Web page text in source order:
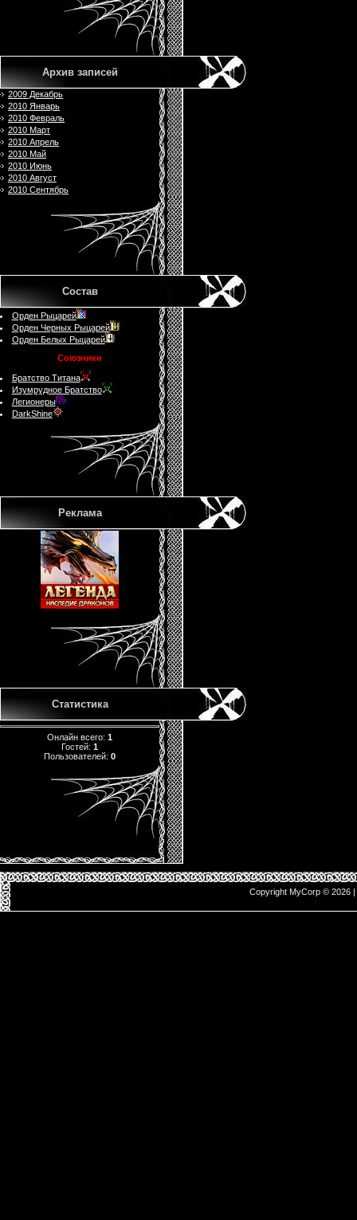
Архив записей
2009 Декабрь
2010 Январь
2010 Февраль
2010 Март
2010 Апрель
2010 Май
2010 Июнь
2010 Август
2010 Сентябрь
Состав
Орден Рыцарей
Орден Черных Рыцарей
Орден Белых Рыцарей
Союзники
Братство Титана
Изумрудное Братство
Легионеры
DarkShine
Реклама
Статистика
Онлайн всего: 1
Гостей: 1
Пользователей: 0
Copyright MyCorp © 2026 |